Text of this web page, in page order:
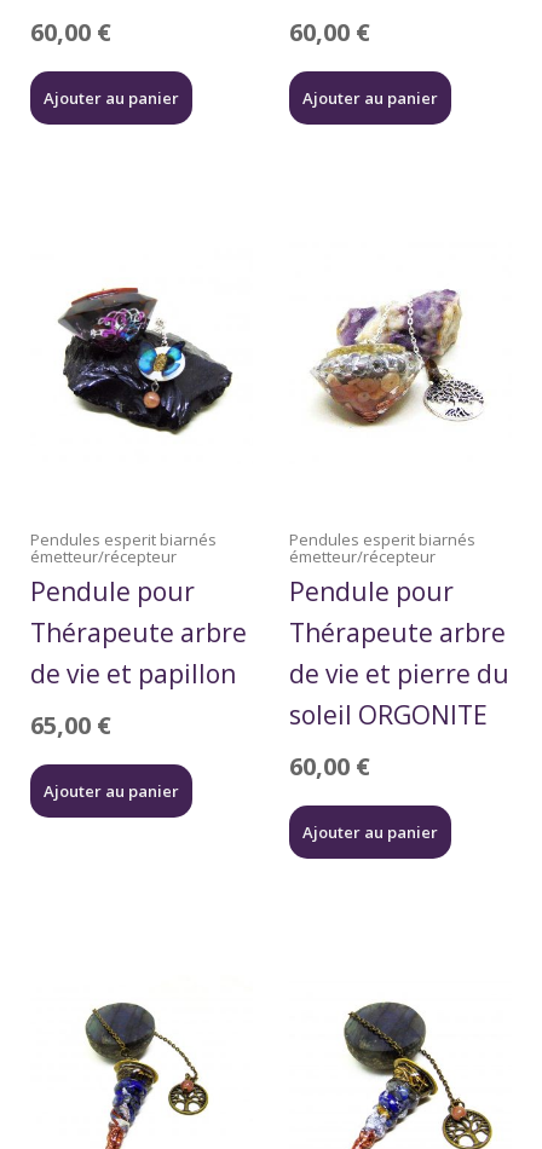
60,00 €
Ajouter au panier
60,00 €
Ajouter au panier
Pendules esperit biarnés
émetteur/récepteur
Pendule pour
Thérapeute arbre
de vie et papillon
65,00 €
Ajouter au panier
Pendules esperit biarnés
émetteur/récepteur
Pendule pour
Thérapeute arbre
de vie et pierre du
soleil ORGONITE
60,00 €
Ajouter au panier